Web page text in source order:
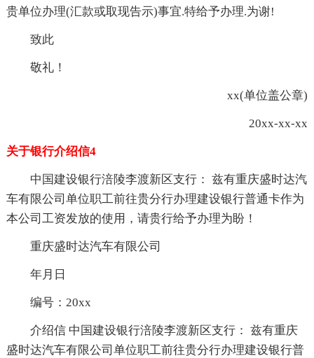
贵单位办理(汇款或取现告示)事宜.特给予办理.为谢!
致此
敬礼！
xx(单位盖公章)
20xx-xx-xx
关于银行介绍信4
中国建设银行涪陵李渡新区支行： 兹有重庆盛时达汽
车有限公司单位职工前往贵分行办理建设银行普通卡作为
本公司工资发放的使用，请贵行给予办理为盼！
重庆盛时达汽车有限公司
年月日
编号：20xx
介绍信 中国建设银行涪陵李渡新区支行： 兹有重庆
盛时达汽车有限公司单位职工前往贵分行办理建设银行普